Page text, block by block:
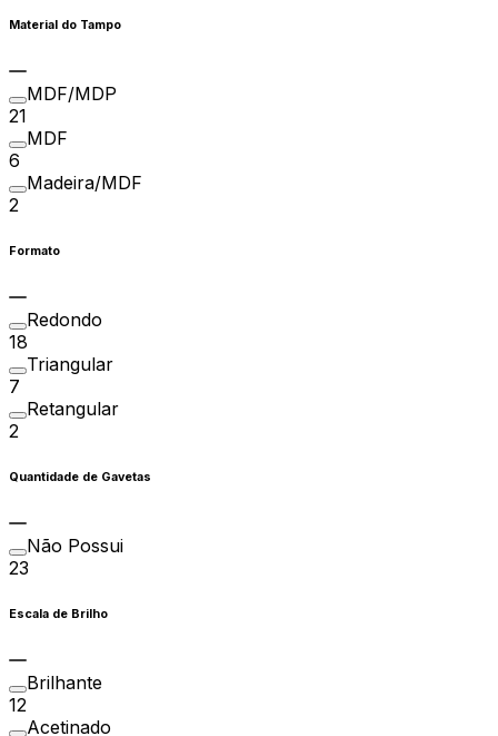
Material do Tampo
MDF/MDP
21
MDF
6
Madeira/MDF
2
Formato
Redondo
18
Triangular
7
Retangular
2
Quantidade de Gavetas
Não Possui
23
Escala de Brilho
Brilhante
12
Acetinado